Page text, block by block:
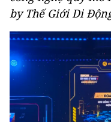
by Thế Giới Di